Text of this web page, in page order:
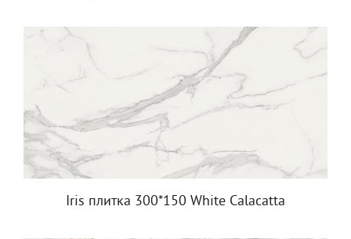
Iris плитка 300*150 White Calacatta